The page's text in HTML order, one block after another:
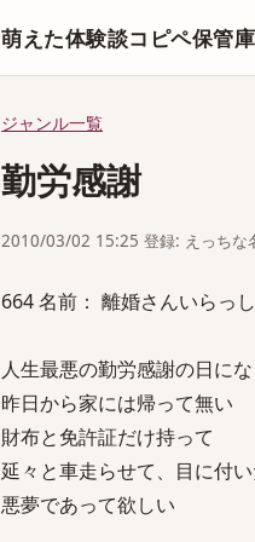
萌えた体験談コピペ保管庫
ジャンル一覧
勤労感謝
2010/03/02 15:25 登録: えっちな
664 名前： 離婚さんいらっ
人生最悪の勤労感謝の日に
昨日から家には帰って無い
財布と免許証だけ持って
延々と車走らせて、目に付
悪夢であって欲しい